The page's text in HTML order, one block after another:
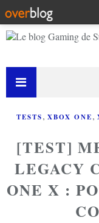
TESTS, XBOX ONE,
[TEST]
LEGACY
ONE X :